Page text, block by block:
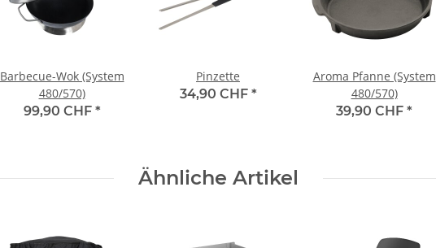
Barbecue-Wok (System
480/570)
99,90 CHF *
Pinzette
34,90 CHF *
Aroma Pfanne (System
480/570)
39,90 CHF *
Ähnliche Artikel